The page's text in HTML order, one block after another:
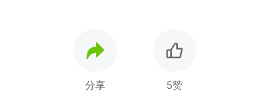
分享 5赞